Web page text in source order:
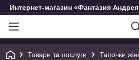
Интернет-магазин «Фантазия
Товари та послуги Тапочки